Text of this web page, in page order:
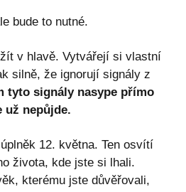
bude to nutné.
v hlavě. Vytvářejí si vlastní
silně, že ignorují signály z
tyto signály nasype přímo
už nepůjde.
12. května. Ten osvítí
života, kde jste si lhali.
kterému jste důvěřovali,